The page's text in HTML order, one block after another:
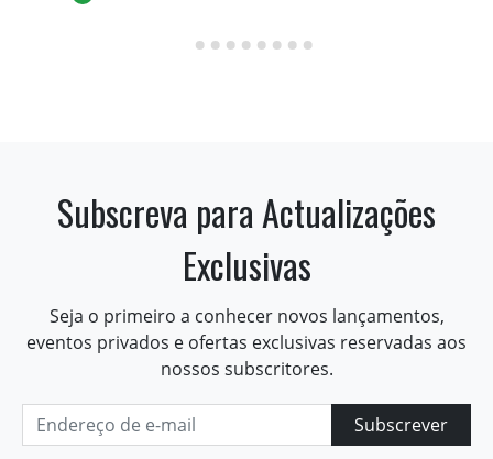
Subscreva para Actualizações
Exclusivas
Seja o primeiro a conhecer novos lançamentos,
eventos privados e ofertas exclusivas reservadas aos
nossos subscritores.
Subscrever